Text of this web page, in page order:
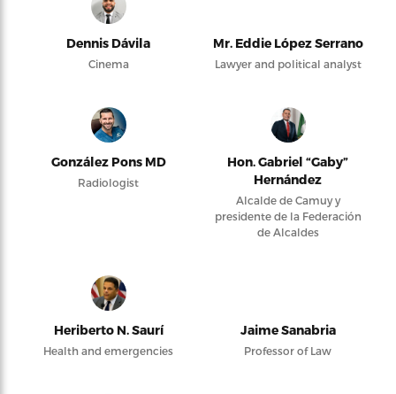
Dennis Dávila
Cinema
Mr. Eddie López Serrano
Lawyer and political analyst
González Pons MD
Radiologist
Hon. Gabriel “Gaby”
Hernández
Alcalde de Camuy y
presidente de la Federación
de Alcaldes
Heriberto N. Saurí
Health and emergencies
Jaime Sanabria
Professor of Law